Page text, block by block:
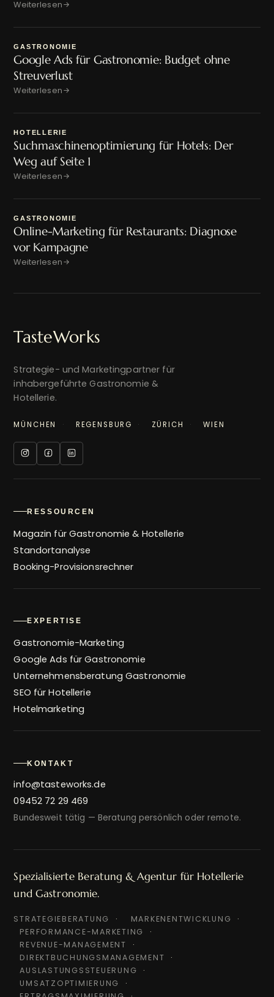
Weiterlesen
GASTRONOMIE
Google Ads für Gastronomie: Budget ohne
Streuverlust
Weiterlesen
HOTELLERIE
Suchmaschinenoptimierung für Hotels: Der
Weg auf Seite 1
Weiterlesen
GASTRONOMIE
Online-Marketing für Restaurants: Diagnose
vor Kampagne
Weiterlesen
TasteWorks
Strategie- und Marketingpartner für
inhabergeführte Gastronomie &
Hotellerie.
MÜNCHEN REGENSBURG ZÜRICH WIEN
RESSOURCEN
Magazin für Gastronomie & Hotellerie
Standortanalyse
Booking-Provisionsrechner
EXPERTISE
Gastronomie-Marketing
Google Ads für Gastronomie
Unternehmensberatung Gastronomie
SEO für Hotellerie
Hotelmarketing
KONTAKT
info@tasteworks.de
09452 72 29 469
Bundesweit tätig — Beratung persönlich oder remote.
Spezialisierte Beratung & Agentur für Hotellerie
und Gastronomie.
STRATEGIEBERATUNG
MARKENENTWICKLUNG
PERFORMANCE-MARKETING
REVENUE-MANAGEMENT
DIREKTBUCHUNGSMANAGEMENT
AUSLASTUNGSSTEUERUNG
UMSATZOPTIMIERUNG